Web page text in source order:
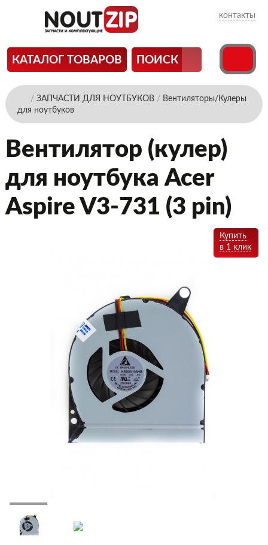
контакты
КАТАЛОГ ТОВАРОВ ПОИСК
/ ЗАПЧАСТИ ДЛЯ НОУТБУКОВ/ Вентиляторы/Кулеры
для ноутбуков
Вентилятор (кулер)
для ноутбука Acer
Aspire V3-731 (3 pin)
Купить
в 1 клик